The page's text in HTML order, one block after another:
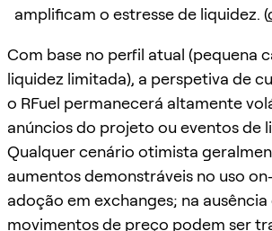
amplificam o estresse de liquidez. (
Com base no perfil atual (pequena
liquidez limitada), a perspetiva de
o RFuel permanecerá altamente
anúncios do projeto ou eventos de
Qualquer cenário otimista
aumentos demonstráveis no uso
adoção em exchanges; na ausência
movimentos de preço podem ser